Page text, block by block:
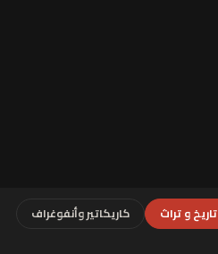
تاريخ و تراث
كاريكاتير وأنفوغراف